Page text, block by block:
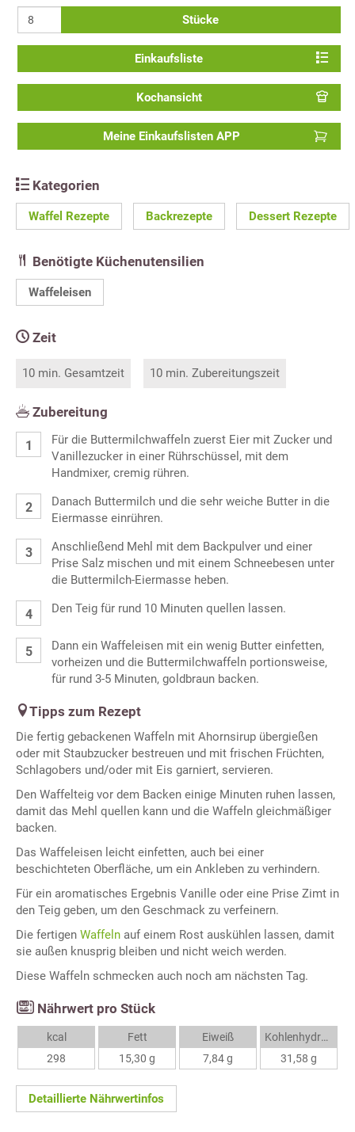
Stücke
Einkaufsliste
Kochansicht
Meine Einkaufslisten APP
Kategorien
Waffel Rezepte Backrezepte Dessert Rezepte
Benötigte Küchenutensilien
Waffeleisen
Zeit
10 min. Gesamtzeit 10 min. Zubereitungszeit
Zubereitung
Für die Buttermilchwaffeln zuerst Eier mit Zucker und
Vanillezucker in einer Rührschüssel, mit dem
Handmixer, cremig rühren.
Danach Buttermilch und die sehr weiche Butter in die
Eiermasse einrühren.
Anschließend Mehl mit dem Backpulver und einer
Prise Salz mischen und mit einem Schneebesen unter
die Buttermilch-Eiermasse heben.
Den Teig für rund 10 Minuten quellen lassen.
Dann ein Waffeleisen mit ein wenig Butter einfetten,
vorheizen und die Buttermilchwaffeln portionsweise,
für rund 3-5 Minuten, goldbraun backen.
Tipps zum Rezept
Die fertig gebackenen Waffeln mit Ahornsirup übergießen
oder mit Staubzucker bestreuen und mit frischen Früchten,
Schlagobers und/oder mit Eis garniert, servieren.
Den Waffelteig vor dem Backen einige Minuten ruhen lassen,
damit das Mehl quellen kann und die Waffeln gleichmäßiger
backen.
Das Waffeleisen leicht einfetten, auch bei einer
beschichteten Oberfläche, um ein Ankleben zu verhindern.
Für ein aromatisches Ergebnis Vanille oder eine Prise Zimt in
den Teig geben, um den Geschmack zu verfeinern.
Die fertigen Waffeln auf einem Rost auskühlen lassen, damit
sie außen knusprig bleiben und nicht weich werden.
Diese Waffeln schmecken auch noch am nächsten Tag.
Nährwert pro Stück
kcal
298
Fett
15,30 g
Eiweiß
7,84 g
Kohlenhydrate
31,58 g
Detaillierte Nährwertinfos